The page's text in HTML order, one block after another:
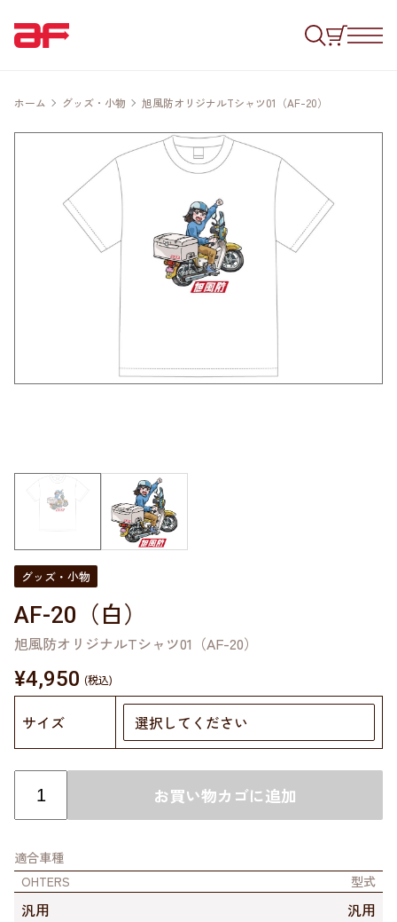
ホーム グッズ・小物 旭風防オリジナルTシャツ01（AF-20）
グッズ・小物
AF-20（白）
旭風防オリジナルTシャツ01（AF-20）
¥4,950
サイズ
お買い物カゴに追加
適合車種
OHTERS
型式
汎用 汎用